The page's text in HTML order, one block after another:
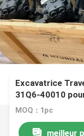
Excavatrice
31Q6-40010
MOQ：1pc
meilleur